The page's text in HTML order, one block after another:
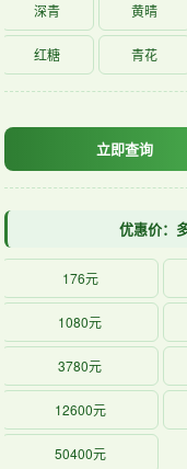
深青 黄晴
红糖 青花
立即查询
优惠价：
176元
1080元
3780元
12600元
50400元